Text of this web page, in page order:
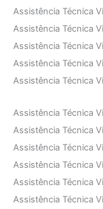
Assistência Técnica
Assistência Técnica
Assistência Técnica
Assistência Técnica
Assistência Técnica
Assistência Técnica
Assistência Técnica
Assistência Técnica
Assistência Técnica
Assistência Técnica
Assistência Técnica